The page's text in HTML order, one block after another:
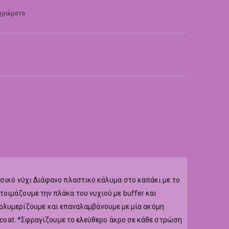
νύχι Διάφανο πλαστικό κάλυμα στο καπάκι με το
την πλάκα του νυχιού με buffer και
και επαναλαμβάνουμε με μία ακόμη
*Σφραγίζουμε το ελεύθερο άκρο σε κάθε στρώση